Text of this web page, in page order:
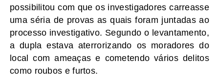
possibilitou com que os investigadores carreasse
uma séria de provas as quais foram juntadas ao
processo investigativo. Segundo o levantamento,
a dupla estava aterrorizando os moradores do
local com ameaças e cometendo vários delitos
como roubos e furtos.